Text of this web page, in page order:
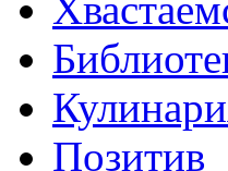
Позитив